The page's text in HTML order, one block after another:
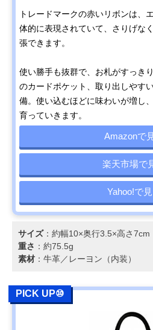
トレードマークの赤いリボンは、
体的に表現されていて、さりげな
張できます。
使い勝手も抜群で、お札がすっき
のカードポケット、取り出しやす
備。使い込むほどに味わいが増し
育っていきます。
Amazonで
楽天市場で
Yahoo!で
サイズ：約幅10×奥行3.5×高さ7cm
重さ ：約75.5g
素材 ：牛革／レーヨン（内装）
PICK UP⑩